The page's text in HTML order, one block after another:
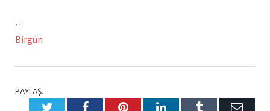
…
Birgün
PAYLAŞ.
TwitterFacebookPinterestLinkedInTumblr E-